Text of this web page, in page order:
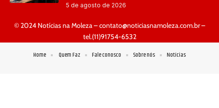
5 de agosto de 2026
© 2024 Notícias na Moleza –contato@noticiasnamoleza.com.br–
tel.(11)91754-6532
Home Quem Faz Fale conosco Sobre nós Notícias